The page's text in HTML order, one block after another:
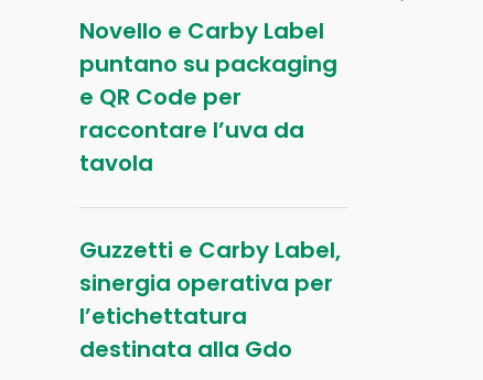
Novello e Carby Label
puntano su packaging
e QR Code per
raccontare l’uva da
tavola
Guzzetti e Carby Label,
sinergia operativa per
l’etichettatura
destinata alla Gdo